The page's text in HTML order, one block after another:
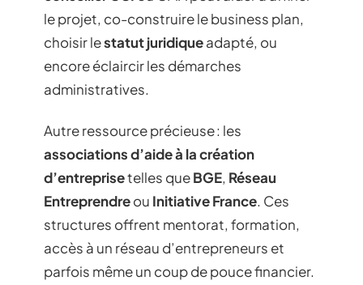
le projet, co-construire le business plan,
choisir lestatut juridiqueadapté, ou
encore éclaircir les démarches
administratives.
Autre ressource précieuse : les
associations d’aide à la création
d’entreprisetelles queBGE, Réseau
Entreprendreou Initiative France. Ces
structures offrent mentorat, formation,
accès à un réseau d’entrepreneurs et
parfois même un coup de pouce financier.